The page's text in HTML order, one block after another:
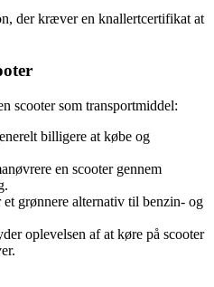
der kræver en knallertcertifikat at
scooter som transportmiddel:
billigere at købe og
en scooter gennem
et grønnere alternativ til benzin- og
oplevelsen af at køre på scooter